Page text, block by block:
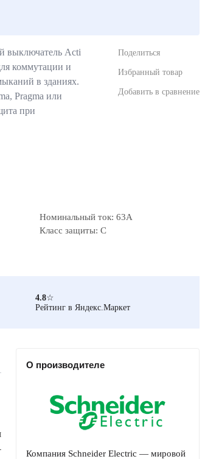
выключатель Acti
коммутации и
в зданиях.
Pragma или
при
Поделиться
Избранный товар
Добавить в сравнение
Номинальный ток: 63А
Класс защиты: C
4.8☆
Рейтинг в Яндекс.Маркет
О производителе
Компания Schneider Electric — мировой